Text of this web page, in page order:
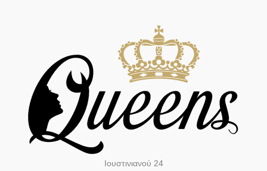
Ιουστινιανού 24